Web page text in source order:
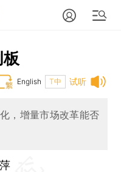
试听
T中
English
，增量市场改革能否